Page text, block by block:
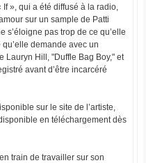
If », qui a été diffusé à la radio,
sur un sample de Patti
s’éloigne pas trop de ce qu’elle
demande avec un
Lauryn Hill, "Duffle Bag Boy," et
avant d’être incarcéré
sur le site de l’artiste,
en téléchargement dès
train de travailler sur son